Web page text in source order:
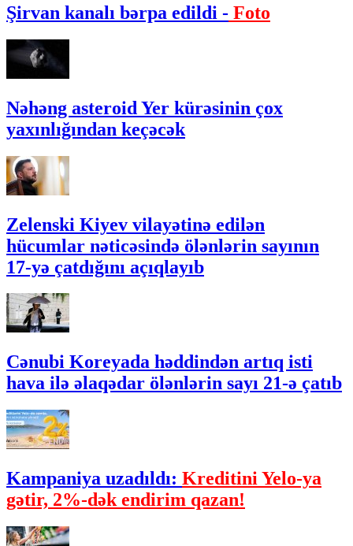
Şirvan kanalı bərpa edildi - Foto
Nəhəng asteroid Yer kürəsinin çox
yaxınlığından keçəcək
Zelenski Kiyev vilayətinə edilən
hücumlar nəticəsində ölənlərin sayının
17-yə çatdığını açıqlayıb
Cənubi Koreyada həddindən artıq isti
hava ilə əlaqədar ölənlərin sayı 21-ə çatıb
Kampaniya uzadıldı: Kreditini Yelo-ya
gətir, 2%-dək endirim qazan!